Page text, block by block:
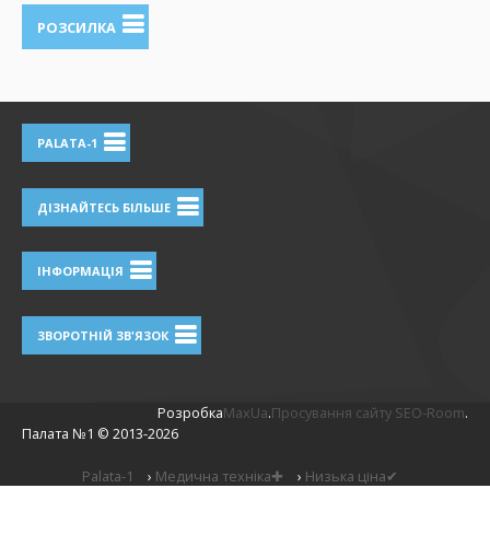
РОЗСИЛКА
PALATA-1
ДІЗНАЙТЕСЬ БІЛЬШЕ
ІНФОРМАЦІЯ
ЗВОРОТНІЙ ЗВ'ЯЗОК
РозробкаMaxUa.Просування сайту SEO-Room.
Палата №1 © 2013-2026
Palata-1 › Медична техніка✚ › Низька ціна✔